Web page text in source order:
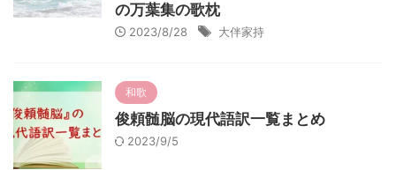
の万葉集の歌枕
2023/8/28 大伴家持
和歌
俊頼髄脳の現代語訳一覧まとめ
2023/9/5